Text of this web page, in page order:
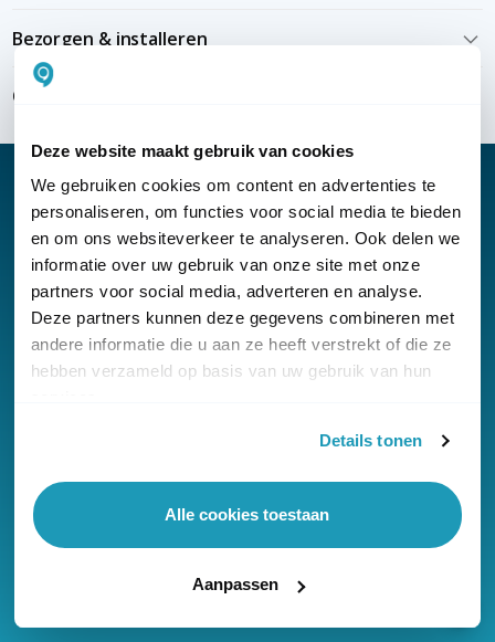
Deze website maakt gebruik van cookies
We gebruiken cookies om content en advertenties te
personaliseren, om functies voor social media te bieden
en om ons websiteverkeer te analyseren. Ook delen we
informatie over uw gebruik van onze site met onze
partners voor social media, adverteren en analyse.
Deze partners kunnen deze gegevens combineren met
andere informatie die u aan ze heeft verstrekt of die ze
hebben verzameld op basis van uw gebruik van hun
Details tonen
Alle cookies toestaan
Aanpassen
Bezorgen & installeren
Over KommaGo
Nieuwsbrief
Klantenservice